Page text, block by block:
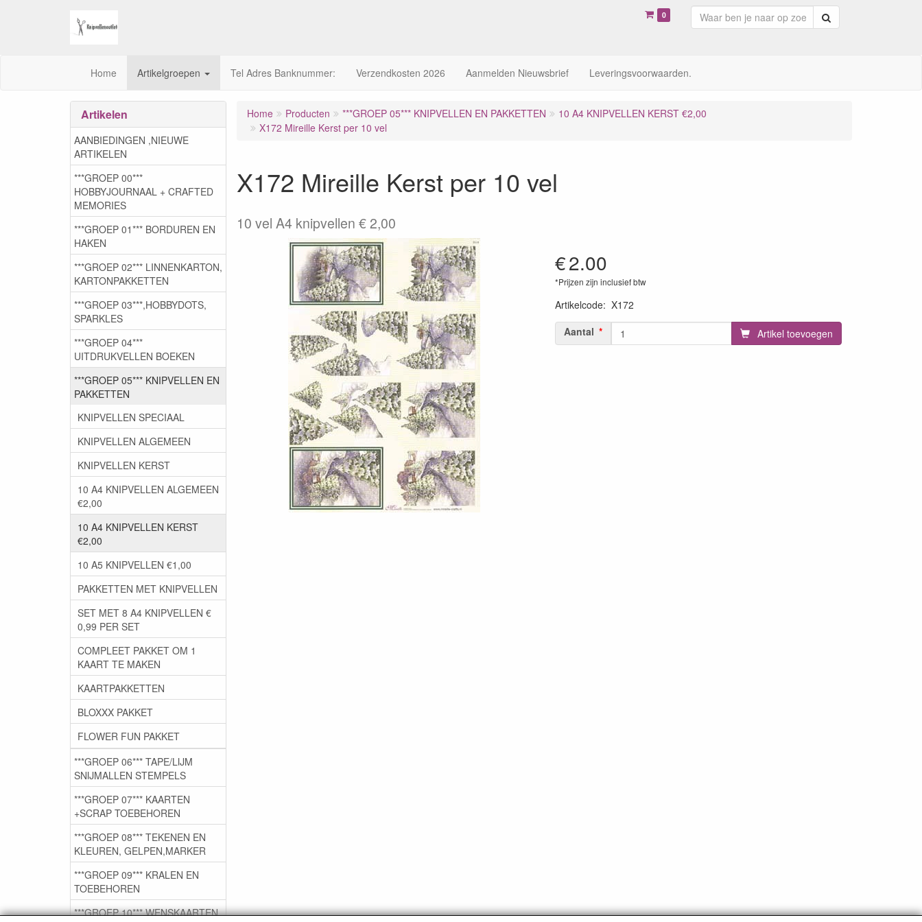
0
Home Artikelgroepen Tel Adres Banknummer: Verzendkosten 2026 Aanmelden Nieuwsbrief Leveringsvoorwaarden.
Home Producten ***GROEP 05*** KNIPVELLEN EN PAKKETTEN
10 A4 KNIPVELLEN KERST €2,00
X172 Mireille Kerst per 10 vel
X172 Mireille Kerst per 10 vel
10 vel A4 knipvellen € 2,00
€2.00
*Prijzen zijn inclusief btw
Artikelcode: X172
Aantal
Artikel toevoegen
Artikelen
AANBIEDINGEN ,NIEUWE
ARTIKELEN
***GROEP 00***
HOBBYJOURNAAL + CRAFTED
MEMORIES
***GROEP 01*** BORDUREN EN
HAKEN
***GROEP 02*** LINNENKARTON,
KARTONPAKKETTEN
***GROEP 03***,HOBBYDOTS,
SPARKLES
***GROEP 04***
UITDRUKVELLEN BOEKEN
***GROEP 05*** KNIPVELLEN EN
PAKKETTEN
KNIPVELLEN SPECIAAL
KNIPVELLEN ALGEMEEN
KNIPVELLEN KERST
10 A4 KNIPVELLEN ALGEMEEN
€2,00
10 A4 KNIPVELLEN KERST
€2,00
10 A5 KNIPVELLEN €1,00
PAKKETTEN MET KNIPVELLEN
SET MET 8 A4 KNIPVELLEN €
0,99 PER SET
COMPLEET PAKKET OM 1
KAART TE MAKEN
KAARTPAKKETTEN
BLOXXX PAKKET
FLOWER FUN PAKKET
***GROEP 06*** TAPE/LIJM
SNIJMALLEN STEMPELS
***GROEP 07*** KAARTEN
+SCRAP TOEBEHOREN
***GROEP 08*** TEKENEN EN
KLEUREN, GELPEN,MARKER
***GROEP 09*** KRALEN EN
TOEBEHOREN
***GROEP 10*** WENSKAARTEN